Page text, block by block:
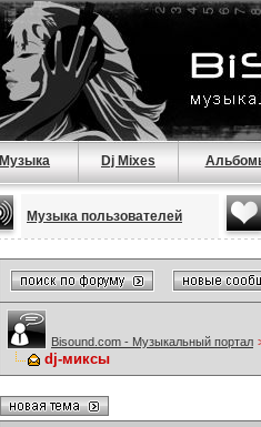
Музыка Dj Mixes
Музыка пользователей
Bisound.com - Музыкальный портал
dj-миксы